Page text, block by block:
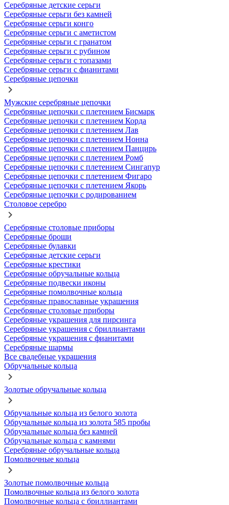
Серебряные детские серьги
Серебряные серьги без камней
Серебряные серьги конго
Серебряные серьги с аметистом
Серебряные серьги с гранатом
Серебряные серьги с рубином
Серебряные серьги с топазами
Серебряные серьги с фианитами
Серебряные цепочки
Мужские серебряные цепочки
Серебряные цепочки с плетением Бисмарк
Серебряные цепочки с плетением Корда
Серебряные цепочки с плетением Лав
Серебряные цепочки с плетением Нонна
Серебряные цепочки с плетением Панцирь
Серебряные цепочки с плетением Ромб
Серебряные цепочки с плетением Сингапур
Серебряные цепочки с плетением Фигаро
Серебряные цепочки с плетением Якорь
Серебряные цепочки с родированием
Столовое серебро
Серебряные столовые приборы
Серебряные броши
Серебряные булавки
Серебряные детские серьги
Серебряные крестики
Серебряные обручальные кольца
Серебряные подвески иконы
Серебряные помолвочные кольца
Серебряные православные украшения
Серебряные столовые приборы
Серебряные украшения для пирсинга
Серебряные украшения с бриллиантами
Серебряные украшения с фианитами
Серебряные шармы
Все свадебные украшения
Обручальные кольца
Золотые обручальные кольца
Обручальные кольца из белого золота
Обручальные кольца из золота 585 пробы
Обручальные кольца без камней
Обручальные кольца с камнями
Серебряные обручальные кольца
Помолвочные кольца
Золотые помолвочные кольца
Помолвочные кольца из белого золота
Помолвочные кольца с бриллиантами